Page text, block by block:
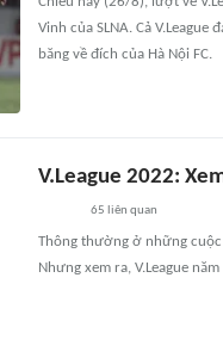
Vinh của SLNA. Cả
băng về đích của Hà Nội FC.
V.League 2022:
65 liên quan
Thông thường ở những cuộc
Nhưng xem ra, V.League